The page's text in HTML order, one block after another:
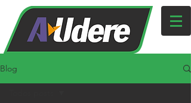
Blog